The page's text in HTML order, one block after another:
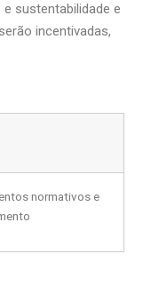
sustentabilidade e
incentivadas,
normativos e